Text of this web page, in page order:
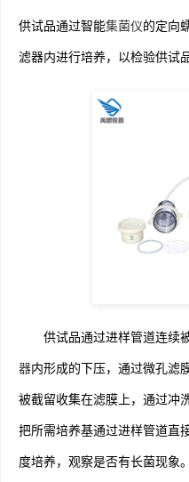
供试品通过智能集菌仪的定向
滤器内进行培养，以检验供试
供试品通过进样管道连续
器内形成的下压，通过微孔滤
被截留收集在滤膜上，通过冲
把所需培养基通过进样管道直
度培养，观察是否有长菌现象。